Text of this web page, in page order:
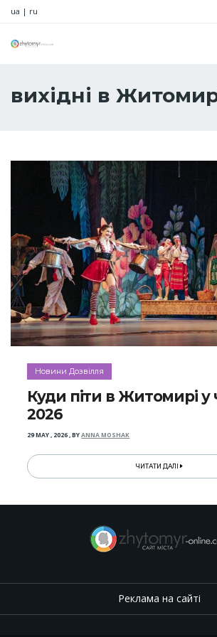
ua | ru
вихідні в
Новини Дозвілля
Куди піти в Житомирі у
2026
29 MAY , 2026,BYANNA MOSHAK
ЧИТАТИ ДАЛІ
Реклама на сайті